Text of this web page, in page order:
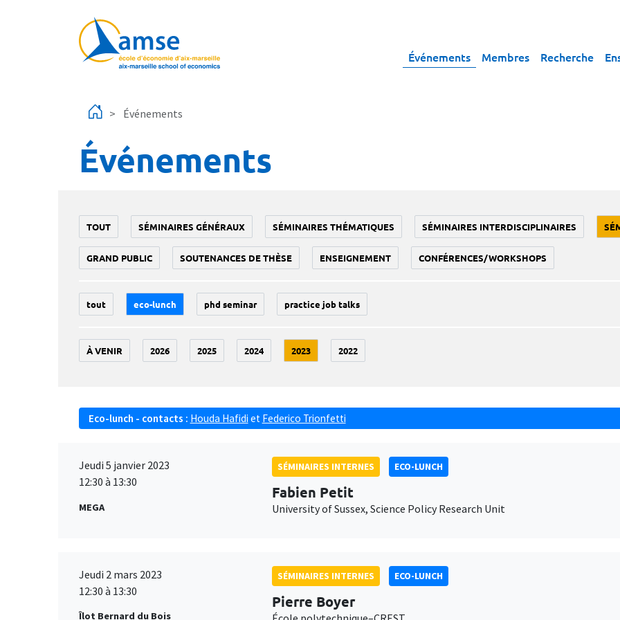
Événements Membres Recherche
Événements
Événements
TOUT SÉMINAIRES GÉNÉRAUX SÉMINAIRES THÉMATIQUES SÉMINAIRES INTERDISCIPLINAIRES
GRAND PUBLIC SOUTENANCES DE THÈSE ENSEIGNEMENT CONFÉRENCES/WORKSHOPS
tout eco-lunch phd seminar practice job talks
À VENIR 2026 2025 2024 2023 2022
Eco-lunch - contacts : Houda Hafidi et Federico Trionfetti
Jeudi 5 janvier 2023
12:30 à 13:30
MEGA
SÉMINAIRES INTERNES ECO-LUNCH
Fabien Petit
University of Sussex, Science Policy Research Unit
Jeudi 2 mars 2023
12:30 à 13:30
Îlot Bernard du Bois
SÉMINAIRES INTERNES ECO-LUNCH
Pierre Boyer